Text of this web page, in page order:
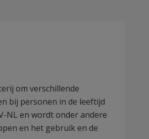
om verschillende
bij personen in de leeftijd
NL en wordt onder andere
en het gebruik en de